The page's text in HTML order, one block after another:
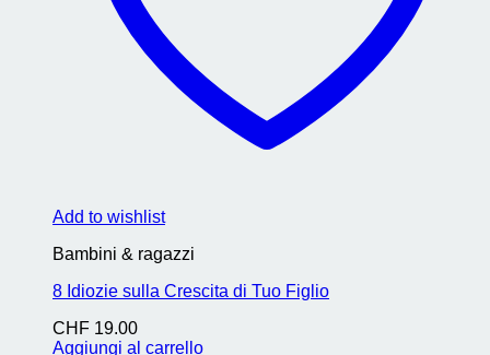
Add to wishlist
Bambini & ragazzi
8 Idiozie sulla Crescita di Tuo Figlio
CHF 19.00
Aggiungi al carrello